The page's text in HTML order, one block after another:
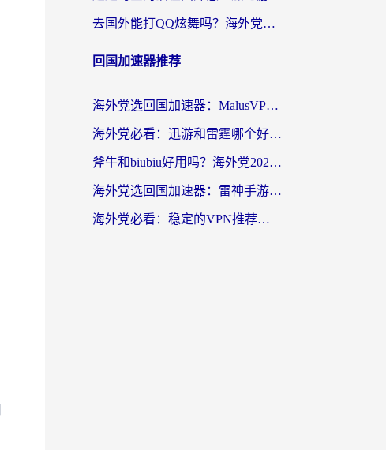
去国外能打QQ炫舞吗？海外党国服游戏不卡顿的终极指南
回国加速器推荐
海外党选回国加速器：MalusVPN好用吗？和快帆VPN哪个好？附真实对比与避坑指南
海外党必看：迅游和雷霆哪个好？3分钟教你选对回国加速器，无缝刷国内剧玩手游
斧牛和biubiu好用吗？海外党2026亲测回国加速器指南，附番茄加速器深度体验
海外党选回国加速器：雷神手游和洞见哪个好？附iPhone免费VPN推荐及ChickCNUfunR实测
海外党必看：稳定的VPN推荐及回国加速器选择全攻略——告别地域限制，轻松刷国内资源